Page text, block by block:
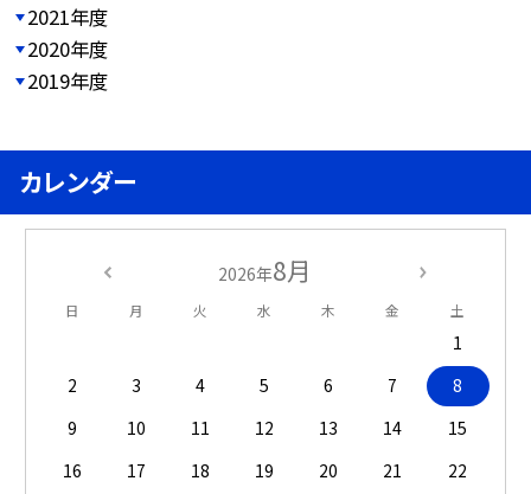
2021年度
2020年度
2019年度
カレンダー
2026年8月
日 月 火 水 木 金 土
1
2
3 4 5 6 7
8
9
10 11 12 13 14
15
16
17 18 19 20 21
22